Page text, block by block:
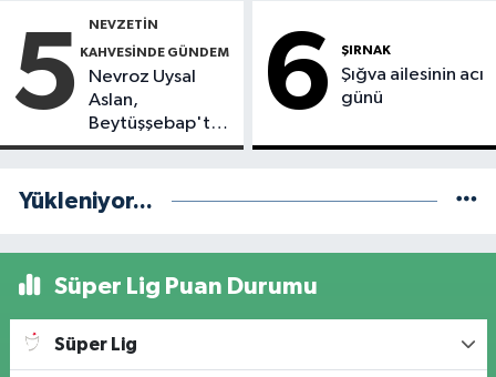
5 NEVZETİN
KAHVESİNDE GÜNDEM
Nevroz Uysal
Aslan,
Beytüşşebap'taki
Sağlık Sorunlarını
Gündemine
Taşıdı
6 ŞIRNAK
Şığva ailesinin acı
günü
Yükleniyor...
Süper Lig Puan Durumu
Süper Lig